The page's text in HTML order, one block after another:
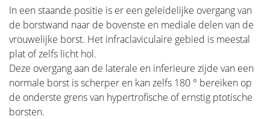
Bijkomende operaties na
borstreconstructie
Praktische Problemen
De toekomst van borstreconstructie
In een staande positie is er een geleidelijke overgang van
de borstwand naar de bovenste en mediale delen van de
vrouwelijke borst. Het infraclaviculaire gebied is meestal
plat of zelfs licht hol.
Deze overgang aan de laterale en inferieure zijde van een
normale borst is scherper en kan zelfs 180 ° bereiken op
de onderste grens van hypertrofische of ernstig ptotische
borsten.